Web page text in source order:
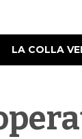
LA COLLA